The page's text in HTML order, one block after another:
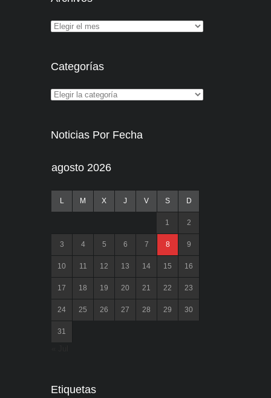
Categorías
Noticias Por Fecha
agosto 2026
L M X J V S D
1 2
3 4 5 6 7 8 9
10 11 12 13 14 15 16
17 18 19 20 21 22 23
24 25 26 27 28 29 30
31
Etiquetas